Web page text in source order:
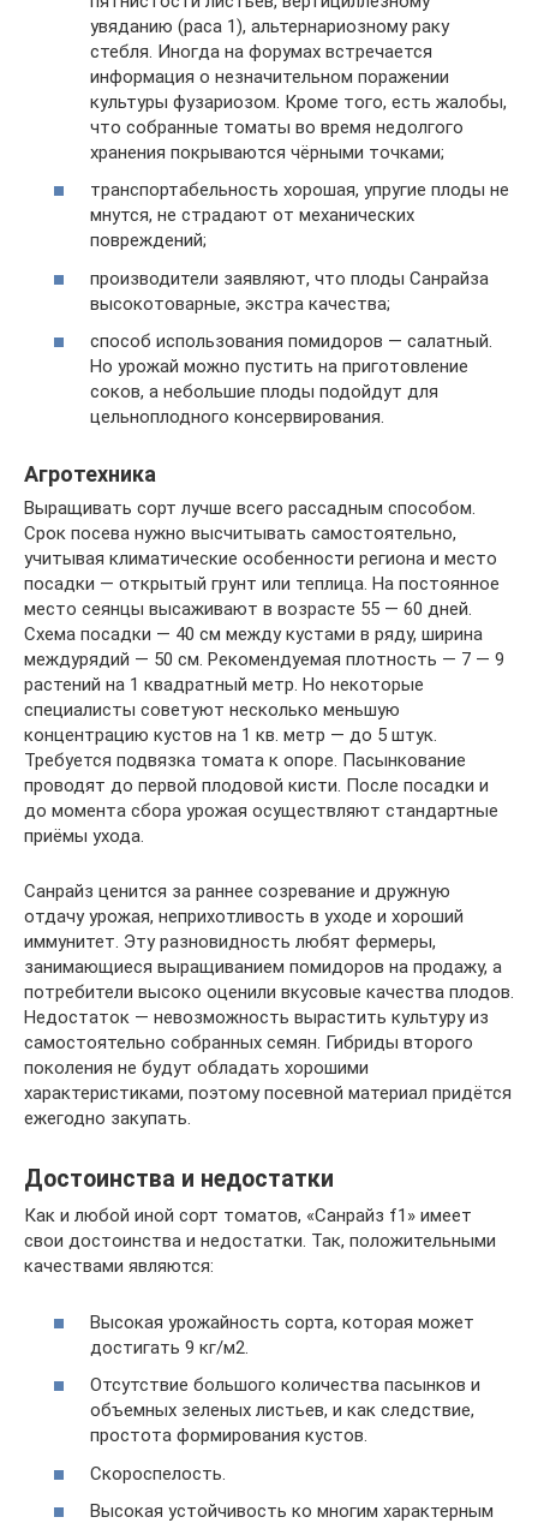
увяданию (раса 1), альтернариозному раку
стебля. Иногда на форумах встречается
информация о незначительном поражении
культуры фузариозом. Кроме того, есть жалобы,
что собранные томаты во время недолгого
хранения покрываются чёрными точками;
транспортабельность хорошая, упругие плоды не
мнутся, не страдают от механических
повреждений;
производители заявляют, что плоды Санрайза
высокотоварные, экстра качества;
способ использования помидоров — салатный.
Но урожай можно пустить на приготовление
соков, а небольшие плоды подойдут для
цельноплодного консервирования.
Агротехника
Выращивать сорт лучше всего рассадным способом.
Срок посева нужно высчитывать самостоятельно,
учитывая климатические особенности региона и место
посадки — открытый грунт или теплица. На постоянное
место сеянцы высаживают в возрасте 55 — 60 дней.
Схема посадки — 40 см между кустами в ряду, ширина
междурядий — 50 см. Рекомендуемая плотность — 7 — 9
растений на 1 квадратный метр. Но некоторые
специалисты советуют несколько меньшую
концентрацию кустов на 1 кв. метр — до 5 штук.
Требуется подвязка томата к опоре. Пасынкование
проводят до первой плодовой кисти. После посадки и
до момента сбора урожая осуществляют стандартные
приёмы ухода.
Санрайз ценится за раннее созревание и дружную
отдачу урожая, неприхотливость в уходе и хороший
иммунитет. Эту разновидность любят фермеры,
занимающиеся выращиванием помидоров на продажу, а
потребители высоко оценили вкусовые качества плодов.
Недостаток — невозможность вырастить культуру из
самостоятельно собранных семян. Гибриды второго
поколения не будут обладать хорошими
характеристиками, поэтому посевной материал придётся
ежегодно закупать.
Достоинства и недостатки
Как и любой иной сорт томатов, «Санрайз f1» имеет
свои достоинства и недостатки. Так, положительными
качествами являются:
Высокая урожайность сорта, которая может
достигать 9 кг/м2.
Отсутствие большого количества пасынков и
объемных зеленых листьев, и как следствие,
простота формирования кустов.
Скороспелость.
Высокая устойчивость ко многим характерным